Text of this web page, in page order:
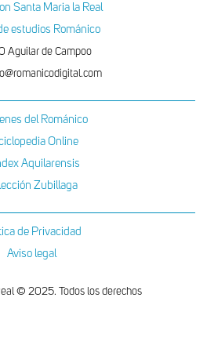
Santa Maria la Real
estudios Románico
Aguilar de Campoo
del Románico
Online
Aquilarensis
Zubillaga
de Privacidad
Aviso legal
© 2025. Todos los derechos